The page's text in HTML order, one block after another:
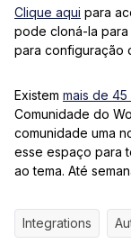
Clique aqui para
pode cloná-la
para configuração
Existem mais de
Comunidade do
comunidade uma
esse espaço para
ao tema. Até
Integrations